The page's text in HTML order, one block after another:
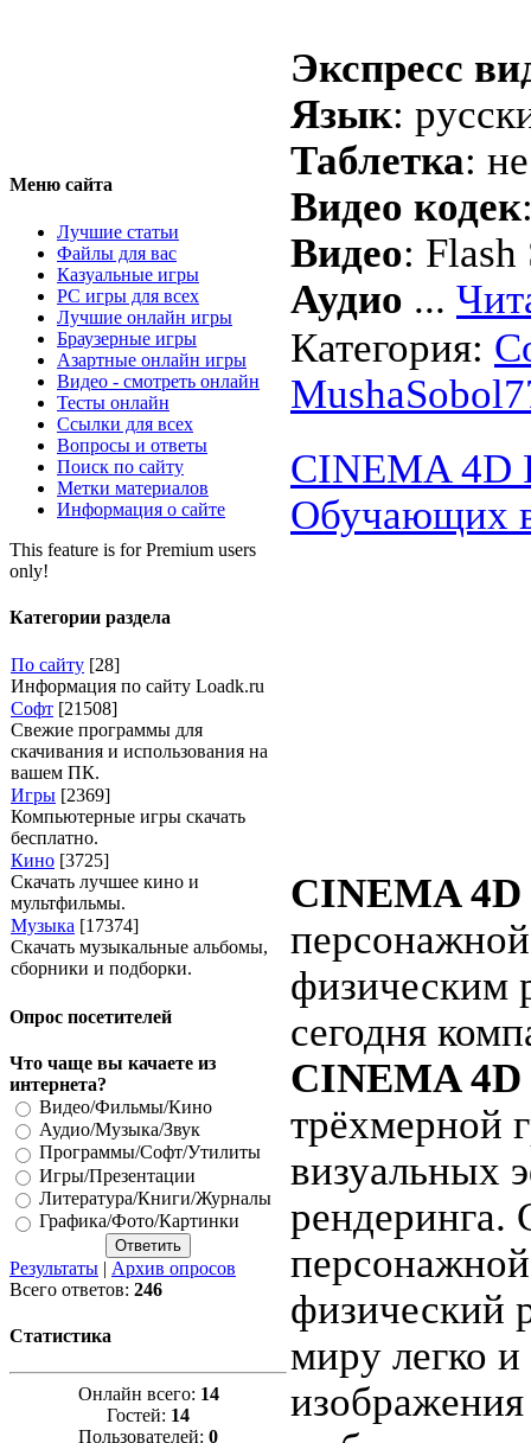
Меню сайта
Лучшие статьи
Файлы для вас
Казуальные игры
PC игры для всех
Лучшие онлайн игры
Браузерные игры
Азартные онлайн игры
Видео - смотреть онлайн
Тесты онлайн
Ссылки для всех
Вопросы и ответы
Поиск по сайту
Метки материалов
Информация о сайте
This feature is for Premium users
only!
Категории раздела
По сайту [28]
Информация по сайту Loadk.ru
Софт [21508]
Свежие программы для
скачивания и использования на
вашем ПК.
Игры [2369]
Компьютерные игры скачать
бесплатно.
Кино [3725]
Скачать лучшее кино и
мультфильмы.
Музыка [17374]
Скачать музыкальные альбомы,
сборники и подборки.
Опрос посетителей
Что чаще вы качаете из
интернета?
Видео/Фильмы/Кино
Аудио/Музыка/Звук
Программы/Софт/Утилиты
Игры/Презентации
Литература/Книги/Журналы
Графика/Фото/Картинки
Результаты | Архив опросов
Всего ответов: 246
Статистика
Онлайн всего: 14
Гостей: 14
Пользователей: 0
Экспресс
Язык:
Таблетка:
Видео кодек
Видео: Flash
Аудио ...
Категория:
CINEMA 4D
Обучающих
CINEMA
физическим
сегодня
CINEMA 4D
трёхмерной
визуальных
физический
миру легко и